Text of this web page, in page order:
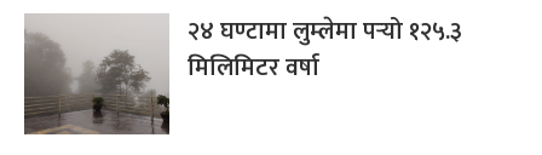
२४ घण्टामा लुम्लेमा पर्‍यो १२५.३
मिलिमिटर वर्षा